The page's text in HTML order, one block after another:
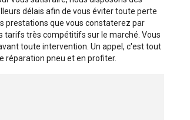
délais afin de vous éviter toute perte
prestations que vous constaterez par
tarifs très compétitifs sur le marché. Vous
toute intervention. Un appel, c'est tout
réparation pneu et en profiter.